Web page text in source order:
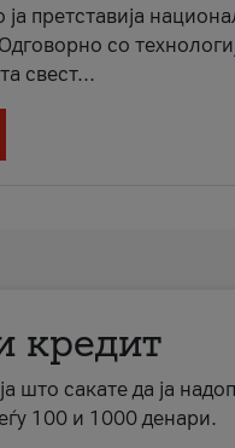
претставија
со
свест...
кредит
што сакате да ја
100 и 1000 денари.